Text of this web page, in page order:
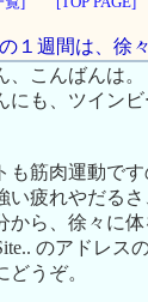
１週間は、徐
、こんばんは。
にも、ツイン
も筋肉運動で
い疲れやだる
から、徐々に
のアドレ
どうぞ。